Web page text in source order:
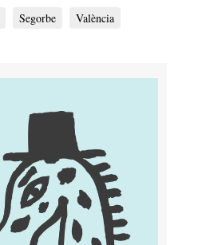
Segorbe València